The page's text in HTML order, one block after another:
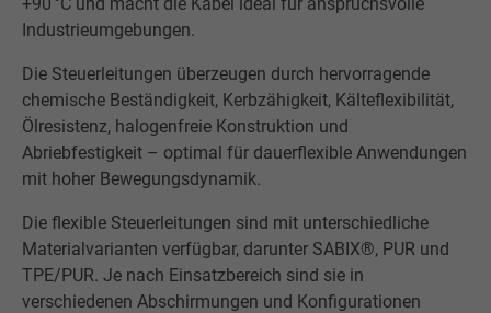
Industrieumgebungen.
Die Steuerleitungen überzeugen durch hervorragende
chemische Beständigkeit, Kerbzähigkeit, Kälteflexibilität,
Ölresistenz, halogenfreie Konstruktion und
Abriebfestigkeit – optimal für dauerflexible Anwendungen
mit hoher Bewegungsdynamik.
Die flexible Steuerleitungen sind mit unterschiedliche
Materialvarianten verfügbar, darunter SABIX®, PUR und
TPE/PUR. Je nach Einsatzbereich sind sie in
verschiedenen Abschirmungen und Konfigurationen